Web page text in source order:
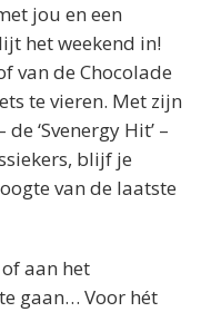
jou en een
het weekend in!
van de Chocolade
te vieren. Met zijn
‘Svenergy Hit’ –
blijf je
van de laatste
aan het
gaan… Voor hét